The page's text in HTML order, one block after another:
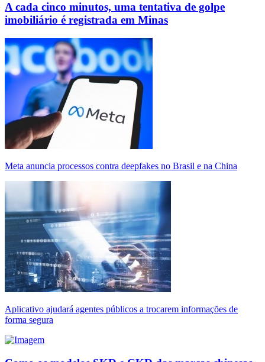
A cada cinco minutos, uma tentativa de golpe
imobiliário é registrada em Minas
Meta anuncia processos contra deepfakes no Brasil e na China
Aplicativo ajudará agentes públicos a trocarem informações de
forma segura